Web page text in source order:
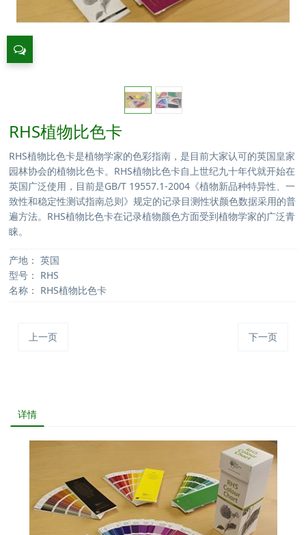
RHS植物比色卡
RHS植物比色卡是植物学家的色彩指南，是目前大家认可的英国皇家
园林协会的植物比色卡。RHS植物比色卡自上世纪九十年代就开始在
英国广泛使用，目前是GB/T 19557.1-2004《植物新品种特异性、一
致性和稳定性测试指南总则》规定的记录目测性状颜色数据采用的普
遍方法。RHS植物比色卡在记录植物颜色方面受到植物学家的广泛青
睐。
产地： 英国
型号： RHS
名称： RHS植物比色卡
上一页 下一页
详情